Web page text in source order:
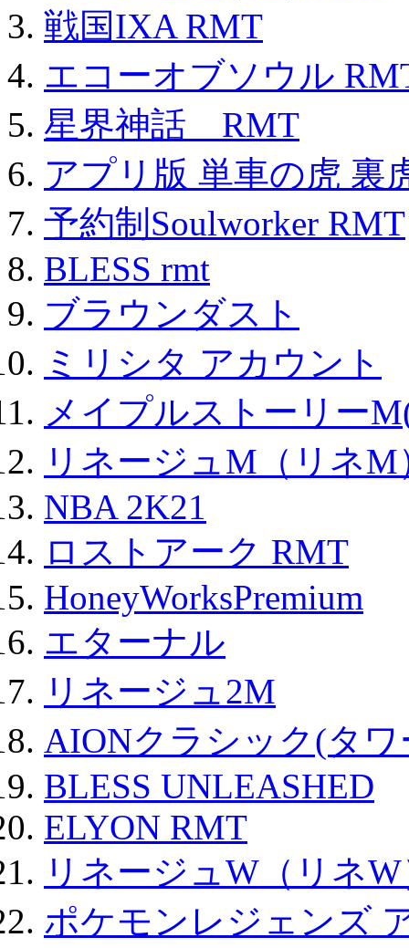
戦国IXA RMT
エコーオブソウル
星界神話 RMT
アプリ版 単車の虎 裏
予約制Soulworker RMT
BLESS rmt
ブラウンダスト
ミリシタ アカウント
メイプルストーリー
リネージュM（リネM
NBA 2K21
ロストアーク RMT
HoneyWorksPremium
エターナル
リネージュ2M
AIONクラシック(タ
BLESS UNLEASHED
ELYON RMT
リネージュW（リネ
ポケモンレジェンズ